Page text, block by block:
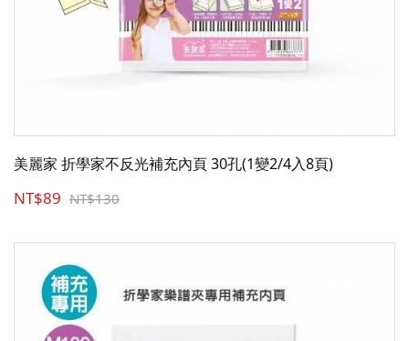
美麗家 折學家不反光補充內頁 30孔(1變2/4入8頁)
NT$89 NT$130